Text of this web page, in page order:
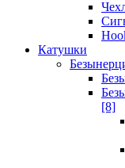
Катушки
[8]